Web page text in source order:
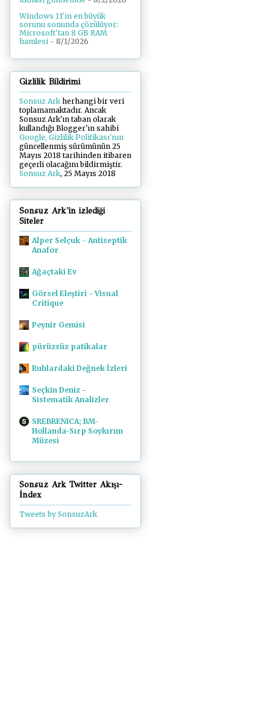
Windows 11'in en büyük
sorunu sonunda çözülüyor:
Microsoft'tan 8 GB RAM
hamlesi - 8/1/2026
Gizlilik Bildirimi
Sonsuz Arkherhangi bir veri
toplamamaktadır. Ancak
Sonsuz Ark'ın taban olarak
kullandığı Blogger'ın sahibi
Google, Gizlilik Politikası'nın
güncellenmiş sürümünün 25
Mayıs 2018 tarihinden itibaren
geçerli olacağını bildirmiştir.
Sonsuz Ark, 25 Mayıs 2018
Sonsuz Ark'in izlediği
Siteler
Alper Selçuk - Antiseptik
Anafor
Ağaçtaki Ev
Görsel Eleştiri - Visual
Critique
Peynir Gemisi
pürüzsüz patikalar
Ruhlardaki Değnek İzleri
Seçkin Deniz -
Sistematik Analizler
SREBRENICA; BM-
Hollanda-Sırp Soykırım
Müzesi
Sonsuz Ark Twitter Akışı-
İndex
Tweets by SonsuzArk